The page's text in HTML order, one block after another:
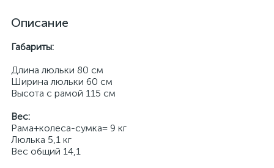
Описание
Габариты:
Длина люльки 80 см
Ширина люльки 60 см
Высота с рамой 115 см
Вес:
Рама+колеса-сумка= 9 кг
Люлька 5,1 кг
Вес общий 14,1